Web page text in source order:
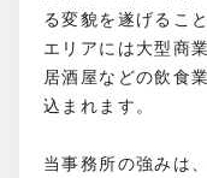
る変貌を遂げるこ
エリアには大型商
居酒屋などの飲食
込まれます。
当事務所の強みは